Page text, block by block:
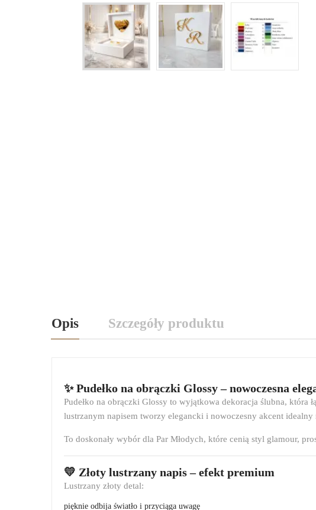
Opis Szczegóły produktu
✨ Pudełko na obrączki Glossy – nowoczesna
Pudełko na obrączki Glossy to wyjątkowa dekoracja ślubna, która
lustrzanym napisem tworzy elegancki i nowoczesny akcent idealny
To doskonały wybór dla Par Młodych, które cenią styl glamour,
💛 Złoty lustrzany napis – efekt premium
Lustrzany złoty detal:
pięknie odbija światło i przyciąga uwagę